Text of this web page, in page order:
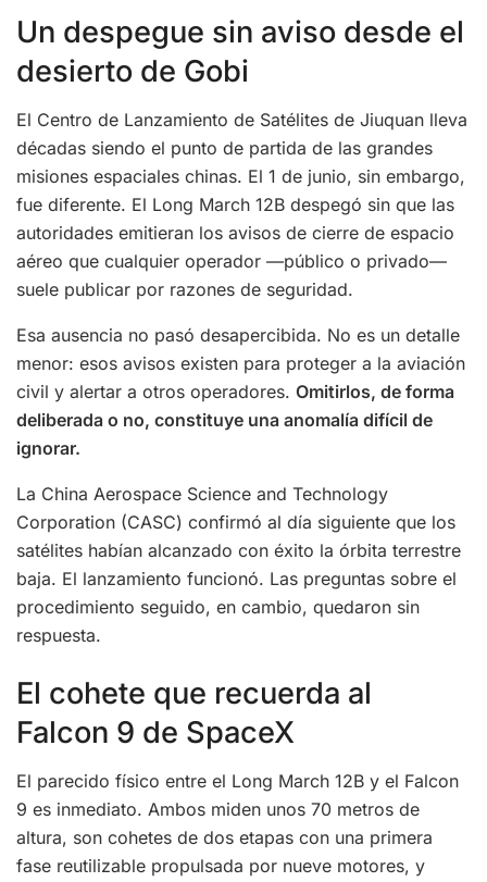
Un despegue sin aviso desde el
desierto de Gobi
El Centro de Lanzamiento de Satélites de Jiuquan lleva
décadas siendo el punto de partida de las grandes
misiones espaciales chinas. El 1 de junio, sin embargo,
fue diferente. El Long March 12B despegó sin que las
autoridades emitieran los avisos de cierre de espacio
aéreo que cualquier operador —público o privado—
suele publicar por razones de seguridad.
Esa ausencia no pasó desapercibida. No es un detalle
menor: esos avisos existen para proteger a la aviación
civil y alertar a otros operadores. Omitirlos, de forma
deliberada o no, constituye una anomalía difícil de
ignorar.
La China Aerospace Science and Technology
Corporation (CASC) confirmó al día siguiente que los
satélites habían alcanzado con éxito la órbita terrestre
baja. El lanzamiento funcionó. Las preguntas sobre el
procedimiento seguido, en cambio, quedaron sin
respuesta.
El cohete que recuerda al
Falcon 9 de SpaceX
El parecido físico entre el Long March 12B y el Falcon
9 es inmediato. Ambos miden unos 70 metros de
altura, son cohetes de dos etapas con una primera
fase reutilizable propulsada por nueve motores, y